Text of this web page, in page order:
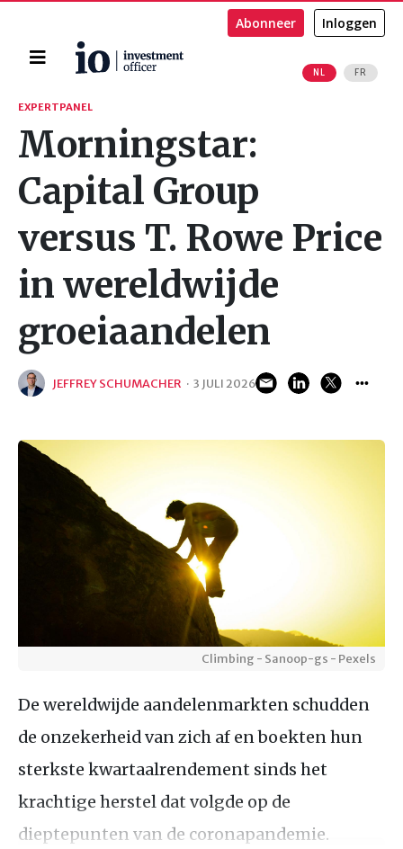
Home
NL FR
Abonneer Inloggen
Zoeken
EXPERTPANEL
Morningstar:
Capital Group
versus T. Rowe Price
in wereldwijde
groeiaandelen
JEFFREY SCHUMACHER · 3 JULI 2026
Climbing - Sanoop-gs - Pexels
De wereldwijde aandelenmarkten schudden
de onzekerheid van zich af en boekten hun
sterkste kwartaalrendement sinds het
krachtige herstel dat volgde op de
dieptepunten van de coronapandemie.